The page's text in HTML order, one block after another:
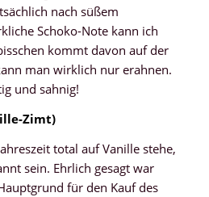
nach süßem
Schoko-Note kann ich
kommt davon auf der
man wirklich nur erahnen.
und sahnig!
Zimt)
total auf Vanille stehe,
sein. Ehrlich gesagt war
für den Kauf des